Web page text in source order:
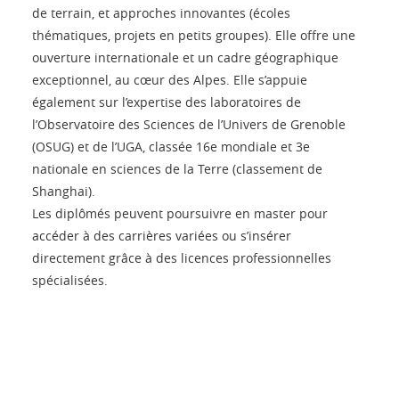
de terrain, et approches innovantes (écoles
thématiques, projets en petits groupes). Elle offre une
ouverture internationale et un cadre géographique
exceptionnel, au cœur des Alpes. Elle s’appuie
également sur l’expertise des laboratoires de
l’Observatoire des Sciences de l’Univers de Grenoble
(OSUG) et de l’UGA, classée 16e mondiale et 3e
nationale en sciences de la Terre (classement de
Shanghai).
Les diplômés peuvent poursuivre en master pour
accéder à des carrières variées ou s’insérer
directement grâce à des licences professionnelles
spécialisées.